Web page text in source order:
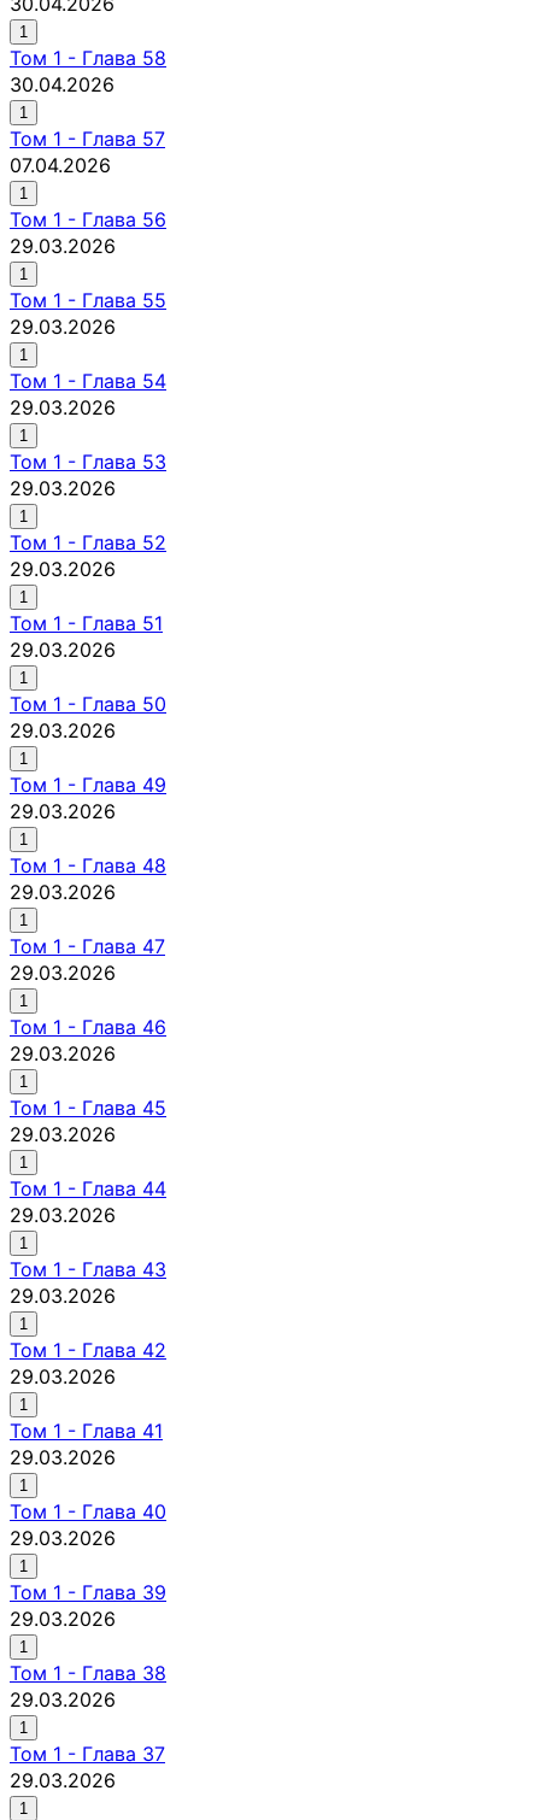
1
Том 1 - Глава 58
30.04.2026
1
Том 1 - Глава 57
07.04.2026
1
Том 1 - Глава 56
29.03.2026
1
Том 1 - Глава 55
29.03.2026
1
Том 1 - Глава 54
29.03.2026
1
Том 1 - Глава 53
29.03.2026
1
Том 1 - Глава 52
29.03.2026
1
Том 1 - Глава 51
29.03.2026
1
Том 1 - Глава 50
29.03.2026
1
Том 1 - Глава 49
29.03.2026
1
Том 1 - Глава 48
29.03.2026
1
Том 1 - Глава 47
29.03.2026
1
Том 1 - Глава 46
29.03.2026
1
Том 1 - Глава 45
29.03.2026
1
Том 1 - Глава 44
29.03.2026
1
Том 1 - Глава 43
29.03.2026
1
Том 1 - Глава 42
29.03.2026
1
Том 1 - Глава 41
29.03.2026
1
Том 1 - Глава 40
29.03.2026
1
Том 1 - Глава 39
29.03.2026
1
Том 1 - Глава 38
29.03.2026
1
Том 1 - Глава 37
29.03.2026
1